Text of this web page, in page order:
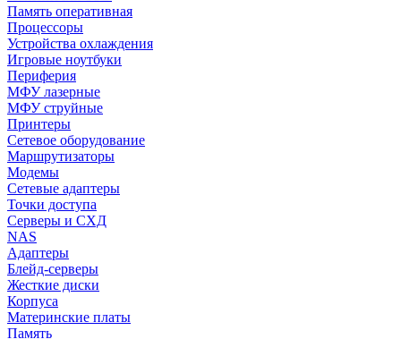
Память оперативная
Процессоры
Устройства охлаждения
Игровые ноутбуки
Периферия
МФУ лазерные
МФУ струйные
Принтеры
Сетевое оборудование
Маршрутизаторы
Модемы
Сетевые адаптеры
Точки доступа
Серверы и СХД
NAS
Адаптеры
Блейд-серверы
Жесткие диски
Корпуса
Материнские платы
Память